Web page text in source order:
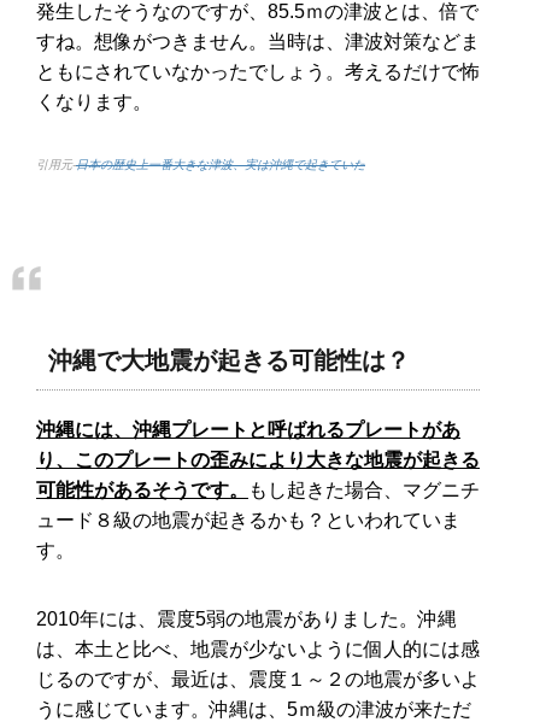
発生したそうなのですが、85.5ｍの津波とは、倍で
すね。想像がつきません。当時は、津波対策などま
ともにされていなかったでしょう。考えるだけで怖
くなります。
引用元-日本の歴史上一番大きな津波、実は沖縄で起きていた
沖縄で大地震が起きる可能性は？
沖縄には、沖縄プレートと呼ばれるプレートがあ
り、このプレートの歪みにより大きな地震が起きる
可能性があるそうです。
もし起きた場合、マグニチ
ュード８級の地震が起きるかも？といわれていま
す。
2010年には、震度5弱の地震がありました。沖縄
は、本土と比べ、地震が少ないように個人的には感
じるのですが、最近は、震度１～２の地震が多いよ
うに感じています。沖縄は、5ｍ級の津波が来ただ